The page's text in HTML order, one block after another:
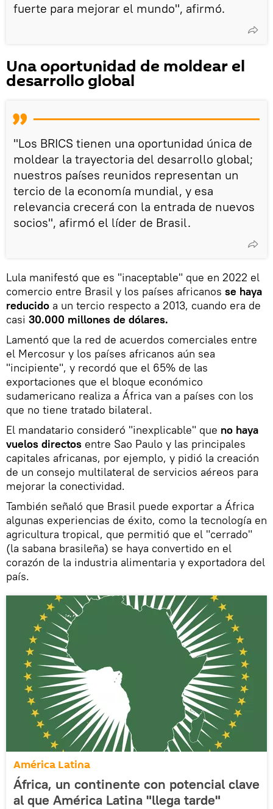
fuerte para mejorar el mundo", afirmó.
Una oportunidad de moldear el
desarrollo global
"Los BRICS tienen una oportunidad única de
moldear la trayectoria del desarrollo global;
nuestros países reunidos representan un
tercio de la economía mundial, y esa
relevancia crecerá con la entrada de nuevos
socios", afirmó el líder de Brasil.
Lula manifestó que es "inaceptable" que en 2022 el
comercio entre Brasil y los países africanos se haya
reducido a un tercio respecto a 2013, cuando era de
casi 30.000 millones de dólares.
Lamentó que la red de acuerdos comerciales entre
el Mercosur y los países africanos aún sea
"incipiente", y recordó que el 65% de las
exportaciones que el bloque económico
sudamericano realiza a África van a países con los
que no tiene tratado bilateral.
El mandatario consideró "inexplicable" que no haya
vuelos directos entre Sao Paulo y las principales
capitales africanas, por ejemplo, y pidió la creación
de un consejo multilateral de servicios aéreos para
mejorar la conectividad.
También señaló que Brasil puede exportar a África
algunas experiencias de éxito, como la tecnología en
agricultura tropical, que permitió que el "cerrado"
(la sabana brasileña) se haya convertido en el
corazón de la industria alimentaria y exportadora del
país.
América Latina
África, un continente con potencial clave
al que América Latina "llega tarde"